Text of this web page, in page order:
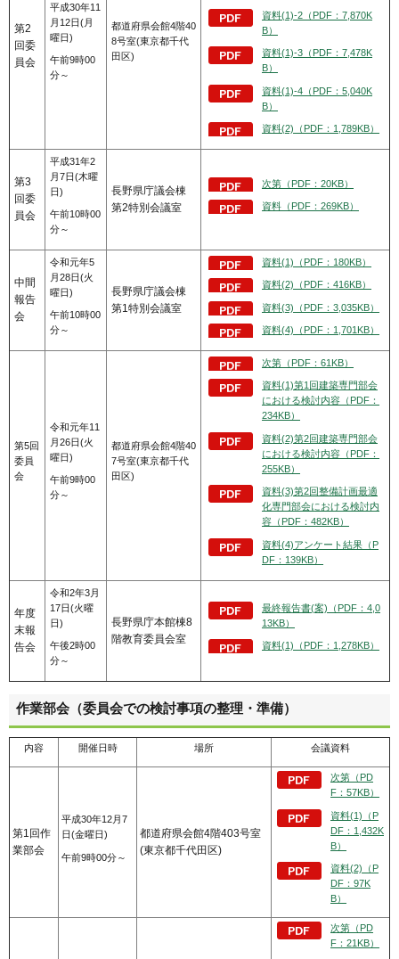
第2
回委
員会
平成30年11
月12日(月
曜日)
午前9時00
分～
都道府県会館4階40
8号室(東京都千代
田区)
資料(1)-2（PDF：7,870K
B）
資料(1)-3（PDF：7,478K
B）
資料(1)-4（PDF：5,040K
B）
資料(2)（PDF：1,789KB）
第3
回委
員会
平成31年2
月7日(木曜
日)
午前10時00
分～
長野県庁議会棟
第2特別会議室
次第（PDF：20KB）
資料（PDF：269KB）
中間
報告
会
令和元年5
月28日(火
曜日)
午前10時00
分～
長野県庁議会棟
第1特別会議室
資料(1)（PDF：180KB）
資料(2)（PDF：416KB）
資料(3)（PDF：3,035KB）
資料(4)（PDF：1,701KB）
第5回
委員
会
令和元年11
月26日(火
曜日)
午前9時00
分～
都道府県会館4階40
7号室(東京都千代
田区)
次第（PDF：61KB）
資料(1)第1回建築専門部会
における検討内容（PDF：
234KB）
資料(2)第2回建築専門部会
における検討内容（PDF：
255KB）
資料(3)第2回整備計画最適
化専門部会における検討内
容（PDF：482KB）
資料(4)アンケート結果（P
DF：139KB）
年度
末報
告会
令和2年3月
17日(火曜
日)
午後2時00
分～
長野県庁本館棟8
階教育委員会室
最終報告書(案)（PDF：4,0
13KB）
資料(1)（PDF：1,278KB）
作業部会（委員会での検討事項の整理・準備）
内容 開催日時 場所 会議資料
第1回作
業部会
平成30年12月7
日(金曜日)
午前9時00分～
都道府県会館4階403号室
(東京都千代田区)
次第（PD
F：57KB）
資料(1)（P
DF：1,432K
B）
資料(2)（P
DF：97K
B）
次第（PD
F：21KB）